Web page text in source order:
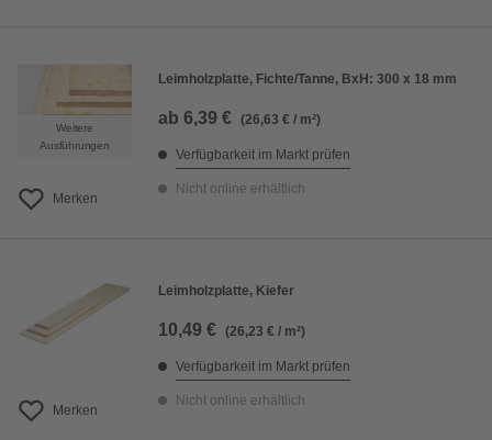
Weitere
Ausführungen
Merken
Leimholzplatte, Fichte/Tanne, BxH: 300 x 18 mm
ab 6,39 € (26,63 € / m²)
Verfügbarkeit im Markt prüfen
Nicht online erhältlich
Merken
Leimholzplatte, Kiefer
10,49 € (26,23 € / m²)
Verfügbarkeit im Markt prüfen
Nicht online erhältlich